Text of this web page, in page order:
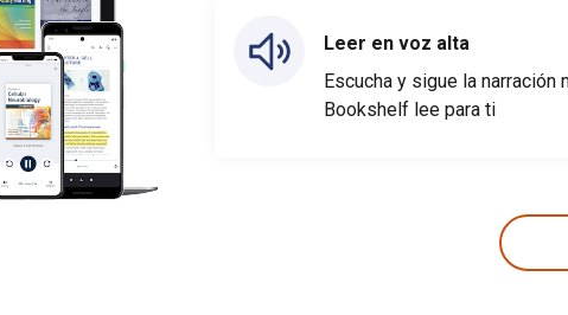
Leer en voz alta
Escucha y sigue la narración
Bookshelf lee para ti